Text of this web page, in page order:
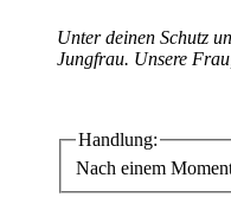
Unter deinen Schutz
Jungfrau. Unsere
Handlung:
Nach einem